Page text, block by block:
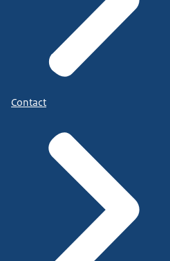
Contact